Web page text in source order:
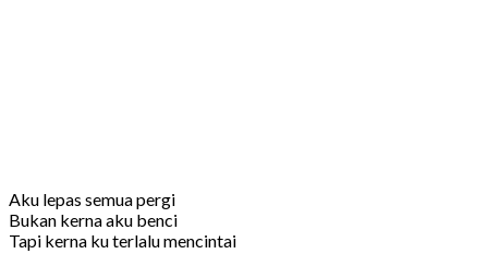
Aku lepas semua pergi
Bukan kerna aku benci
Tapi kerna ku terlalu mencintai